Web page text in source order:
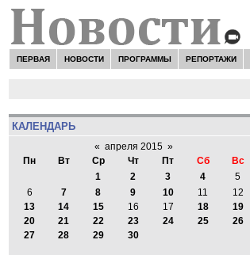
ПЕРВАЯ НОВОСТИ ПРОГРАММЫ РЕПОРТАЖИ
КАЛЕНДАРЬ
« апреля 2015 »
Пн
Вт Ср Чт Пт Сб
Вс
1
2 3 4
5
6
7 8 9 10 11
12
13
14 15 16 17 18
19
20
21 22 23 24 25
26
27
28 29 30